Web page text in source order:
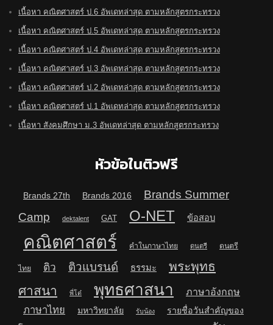
เนื้อหา คณิตศาสตร์ ป.6 อัพเดทล่าสุด ตามหลักสูตรกระทรวง
เนื้อหา คณิตศาสตร์ ป.5 อัพเดทล่าสุด ตามหลักสูตรกระทรวง
เนื้อหา คณิตศาสตร์ ป.4 อัพเดทล่าสุด ตามหลักสูตรกระทรวง
เนื้อหา คณิตศาสตร์ ป.3 อัพเดทล่าสุด ตามหลักสูตรกระทรวง
เนื้อหา คณิตศาสตร์ ป.2 อัพเดทล่าสุด ตามหลักสูตรกระทรวง
เนื้อหา คณิตศาสตร์ ป.1 อัพเดทล่าสุด ตามหลักสูตรกระทรวง
เนื้อหา สังคมศึกษา ม.3 อัพเดทล่าสุด ตามหลักสูตรกระทรวง
หัวข้อในติวฟรี
Brands 27th Brands 2016
Brands Summer
Camp
dektalent GAT O-NET ข้อสอบ
คณิตศาสตร์ คำในภาษาไทย ดนตรี ดนตรี
ไทย ติว ติวแบรนด์ ธรรมะ
พระพุทธ
ศาสนา
พี่โต๋ พุทธศาสนา ภาษาอังกฤษ
ภาษาไทย มหาวิทยาลัย รับน้อง
รายชื่อวันสำคัญของ